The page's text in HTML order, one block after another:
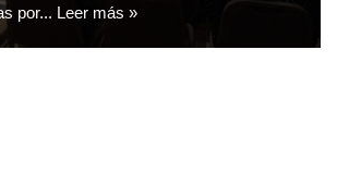
por... Leer más »